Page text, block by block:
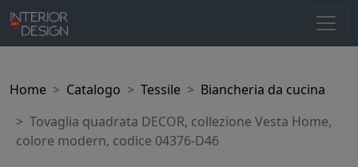
Home Catalogo Tessile
Biancheria da cucina
Tovaglia quadrata DECOR, collezione Vesta Home,
colore modern, codice 04376-D46